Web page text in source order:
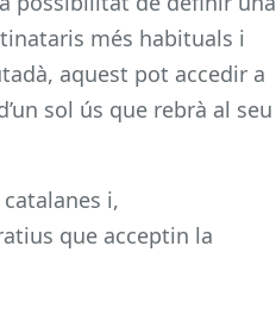
més habituals i
aquest pot accedir a
sol ús que rebrà al seu
i,
que acceptin la